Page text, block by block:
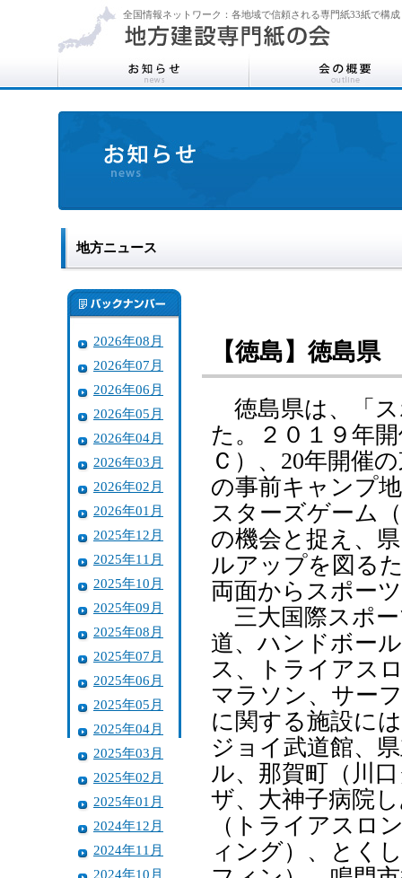
全国情報ネットワーク：各地域で信頼される専門紙33紙で構成
地方ニュース
2026年08月
2026年07月
2026年06月
2026年05月
2026年04月
2026年03月
2026年02月
2026年01月
2025年12月
2025年11月
2025年10月
2025年09月
2025年08月
2025年07月
2025年06月
2025年05月
2025年04月
2025年03月
2025年02月
2025年01月
2024年12月
2024年11月
2024年10月
【徳島】徳島
徳島県は、「ス
た。２０１９年
Ｃ）、20年開催
の事前キャンプ
スターズゲーム
の機会と捉え、
ルアップを図る
両面からスポー
三大国際スポー
道、ハンドボー
ス、トライアス
マラソン、サー
に関する施設に
ジョイ武道館、
ル、那賀町（川
ザ、大神子病院
（トライアスロ
ィング）、とく